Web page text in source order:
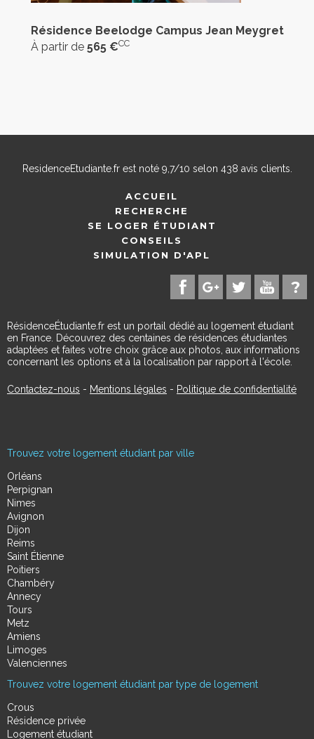
Résidence Beelodge Campus Jean Meygret
À partir de 565 €CC
ResidenceEtudiante.frest noté 9,7/10 selon 438 avis clients.
ACCUEIL
RECHERCHE
SE LOGER ÉTUDIANT
CONSEILS
SIMULATION D'APL
RésidenceÉtudiante.fr est un portail dédié au logement étudiant
en France. Découvrez des centaines de résidences étudiantes
adaptées et faites votre choix grâce aux photos, aux informations
concernant les options et à la localisation par rapport à l'école.
Contactez-nous - Mentions légales - Politique de confidentialité
Trouvez votre logement étudiant par ville
Orléans
Perpignan
Nimes
Avignon
Dijon
Reims
Saint Étienne
Poitiers
Chambéry
Annecy
Tours
Metz
Amiens
Limoges
Valenciennes
Trouvez votre logement étudiant par type de logement
Crous
Résidence privée
Logement étudiant